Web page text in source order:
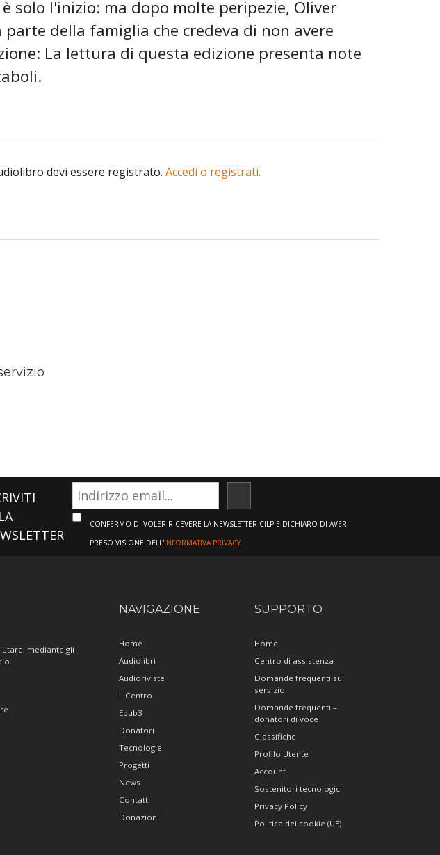
solo l'inizio: ma dopo molte peripezie, Oliver
della famiglia che credeva di non avere
La lettura di questa edizione presenta note
devi essere registrato. Accedi o registrati.
CONFERMO DI VOLER RICEVERE LA NEWSLETTER CILP E DICHIARO DI AVER
PRESO VISIONE DELL'INFORMATIVA PRIVACY.
mediante gli
NAVIGAZIONE
Home
Audiolibri
Audioriviste
Il Centro
Epub3
Donatori
Tecnologie
Progetti
News
Contatti
Donazioni
SUPPORTO
Home
Centro di assistenza
Domande frequenti sul
servizio
Domande frequenti –
donatori di voce
Classifiche
Profilo Utente
Account
Sostenitori tecnologici
Privacy Policy
Politica dei cookie (UE)